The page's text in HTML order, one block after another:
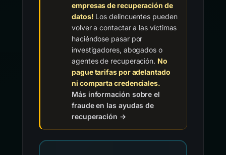
empresas de recuperación de
datos! Los delincuentes pueden
volver a contactar a las víctimas
haciéndose pasar por
investigadores, abogados o
agentes de recuperación. No
pague tarifas por adelantado
ni comparta credenciales.
Más información sobre el
fraude en las ayudas de
recuperación →